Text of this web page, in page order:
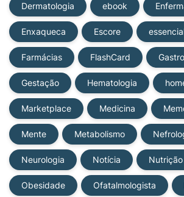
Dermatologia ebook
Enxaqueca Escore
Farmácias FlashCard
Gestação Hematologia
Marketplace Medicina
Mente Metabolismo
Neurologia Notícia Nutrição
Obesidade Ofatalmologista